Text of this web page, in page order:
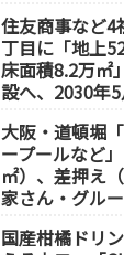
住友商事など4
丁目に「地上
床面積8.2万㎡
設へ、2030年
大阪・道頓堀
ープールなど
㎡）、差押え
家さん・グル
国産柑橘ドリ